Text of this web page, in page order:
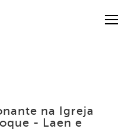
na Igreja
- Laen e